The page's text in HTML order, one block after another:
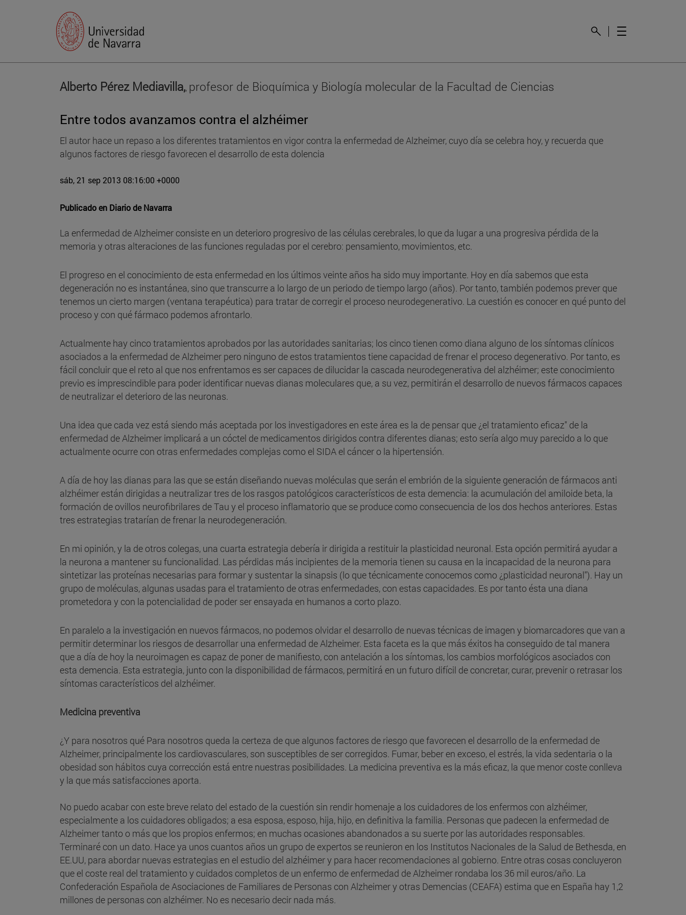
Alberto Pérez Mediavilla,, profesor de Bioquímica y Biología molecular de la Facultad de Ciencias
Entre todos avanzamos contra el alzhéimer
El autor hace un repaso a los diferentes tratamientos en vigor contra la enfermedad de Alzheimer, cuyo día se celebra hoy, y recuerda que
algunos factores de riesgo favorecen el desarrollo de esta dolencia
sáb, 21 sep 2013 08:16:00 +0000
Publicado en Diario de Navarra
La enfermedad de Alzheimer consiste en un deterioro progresivo de las células cerebrales, lo que da lugar a una progresiva pérdida de la
memoria y otras alteraciones de las funciones reguladas por el cerebro: pensamiento, movimientos, etc.
El progreso en el conocimiento de esta enfermedad en los últimos veinte años ha sido muy importante. Hoy en día sabemos que esta
degeneración no es instantánea, sino que transcurre a lo largo de un periodo de tiempo largo (años). Por tanto, también podemos prever que
tenemos un cierto margen (ventana terapéutica) para tratar de corregir el proceso neurodegenerativo. La cuestión es conocer en qué punto del
proceso y con qué fármaco podemos afrontarlo.
Actualmente hay cinco tratamientos aprobados por las autoridades sanitarias; los cinco tienen como diana alguno de los síntomas clínicos
asociados a la enfermedad de Alzheimer pero ninguno de estos tratamientos tiene capacidad de frenar el proceso degenerativo. Por tanto, es
fácil concluir que el reto al que nos enfrentamos es ser capaces de dilucidar la cascada neurodegenerativa del alzhéimer; este conocimiento
previo es imprescindible para poder identificar nuevas dianas moleculares que, a su vez, permitirán el desarrollo de nuevos fármacos capaces
de neutralizar el deterioro de las neuronas.
Una idea que cada vez está siendo más aceptada por los investigadores en este área es la de pensar que ¿el tratamiento eficaz" de la
enfermedad de Alzheimer implicará a un cóctel de medicamentos dirigidos contra diferentes dianas; esto sería algo muy parecido a lo que
actualmente ocurre con otras enfermedades complejas como el SIDA el cáncer o la hipertensión.
A día de hoy las dianas para las que se están diseñando nuevas moléculas que serán el embrión de la siguiente generación de fármacos anti
alzhéimer están dirigidas a neutralizar tres de los rasgos patológicos característicos de esta demencia: la acumulación del amiloide beta, la
formación de ovillos neurofibrilares de Tau y el proceso inflamatorio que se produce como consecuencia de los dos hechos anteriores. Estas
tres estrategias tratarían de frenar la neurodegeneración.
En mi opinión, y la de otros colegas, una cuarta estrategia debería ir dirigida a restituir la plasticidad neuronal. Esta opción permitirá ayudar a
la neurona a mantener su funcionalidad. Las pérdidas más incipientes de la memoria tienen su causa en la incapacidad de la neurona para
sintetizar las proteínas necesarias para formar y sustentar la sinapsis (lo que técnicamente conocemos como ¿plasticidad neuronal"). Hay un
grupo de moléculas, algunas usadas para el tratamiento de otras enfermedades, con estas capacidades. Es por tanto ésta una diana
prometedora y con la potencialidad de poder ser ensayada en humanos a corto plazo.
En paralelo a la investigación en nuevos fármacos, no podemos olvidar el desarrollo de nuevas técnicas de imagen y biomarcadores que van a
permitir determinar los riesgos de desarrollar una enfermedad de Alzheimer. Esta faceta es la que más éxitos ha conseguido de tal manera
que a día de hoy la neuroimagen es capaz de poner de manifiesto, con antelación a los síntomas, los cambios morfológicos asociados con
esta demencia. Esta estrategia, junto con la disponibilidad de fármacos, permitirá en un futuro difícil de concretar, curar, prevenir o retrasar los
síntomas característicos del alzhéimer.
Medicina preventiva
¿Y para nosotros qué Para nosotros queda la certeza de que algunos factores de riesgo que favorecen el desarrollo de la enfermedad de
Alzheimer, principalmente los cardiovasculares, son susceptibles de ser corregidos. Fumar, beber en exceso, el estrés, la vida sedentaria o la
obesidad son hábitos cuya corrección está entre nuestras posibilidades. La medicina preventiva es la más eficaz, la que menor coste conlleva
y la que más satisfacciones aporta.
No puedo acabar con este breve relato del estado de la cuestión sin rendir homenaje a los cuidadores de los enfermos con alzhéimer,
especialmente a los cuidadores obligados; a esa esposa, esposo, hija, hijo, en definitiva la familia. Personas que padecen la enfermedad de
Alzheimer tanto o más que los propios enfermos; en muchas ocasiones abandonados a su suerte por las autoridades responsables.
Terminaré con un dato. Hace ya unos cuantos años un grupo de expertos se reunieron en los Institutos Nacionales de la Salud de Bethesda, en
EE.UU, para abordar nuevas estrategias en el estudio del alzhéimer y para hacer recomendaciones al gobierno. Entre otras cosas concluyeron
que el coste real del tratamiento y cuidados completos de un enfermo de enfermedad de Alzheimer rondaba los 36 mil euros/año. La
Confederación Española de Asociaciones de Familiares de Personas con Alzheimer y otras Demencias (CEAFA) estima que en España hay 1,2
millones de personas con alzhéimer. No es necesario decir nada más.